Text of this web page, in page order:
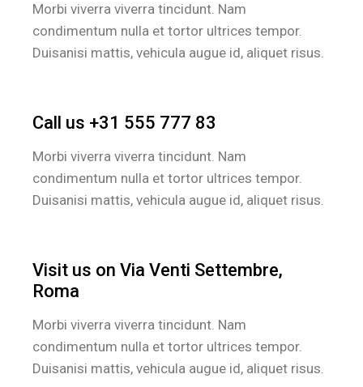
Morbi viverra viverra tincidunt. Nam
condimentum nulla et tortor ultrices tempor.
Duisanisi mattis, vehicula augue id, aliquet risus.
Call us +31 555 777 83
Morbi viverra viverra tincidunt. Nam
condimentum nulla et tortor ultrices tempor.
Duisanisi mattis, vehicula augue id, aliquet risus.
Visit us on Via Venti Settembre,
Roma
Morbi viverra viverra tincidunt. Nam
condimentum nulla et tortor ultrices tempor.
Duisanisi mattis, vehicula augue id, aliquet risus.